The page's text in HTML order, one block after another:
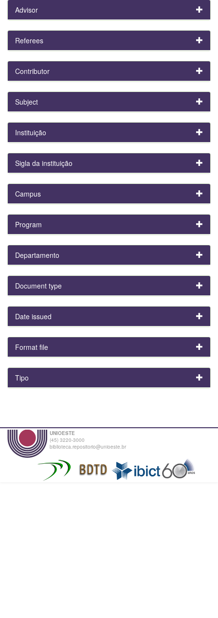
Advisor
Referees
Contributor
Subject
Instituição
Sigla da instituição
Campus
Program
Departamento
Document type
Date issued
Format file
Tipo
UNIOESTE
(45) 3220-3000
biblioteca.repositorio@unioeste.br